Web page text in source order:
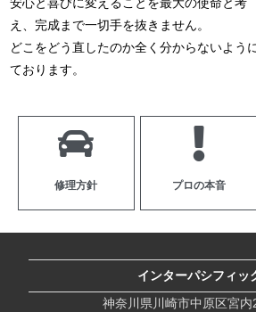
え、完成まで一切手を抜きません。
どこをどう直したのか全く分からないよう
ております。
修理方針 プロの本音
インターパシフィッ
神奈川県川崎市中原区宮内